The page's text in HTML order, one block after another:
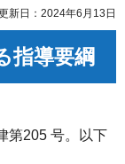
新日：2024年6月13日
指導要綱
第205 号。以下